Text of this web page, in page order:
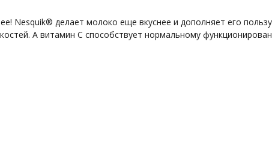
Nesquik® делает молоко еще вкуснее и дополняет его
А витамин С способствует нормальному